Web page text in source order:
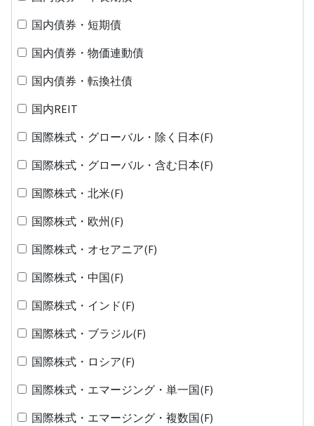
国内債券・短期債
国内債券・物価連動債
国内債券・転換社債
国内REIT
国際株式・グローバル・除く日本(F)
国際株式・グローバル・含む日本(F)
国際株式・北米(F)
国際株式・欧州(F)
国際株式・オセアニア(F)
国際株式・中国(F)
国際株式・インド(F)
国際株式・ブラジル(F)
国際株式・ロシア(F)
国際株式・エマージング・単一国(F)
国際株式・エマージング・複数国(F)